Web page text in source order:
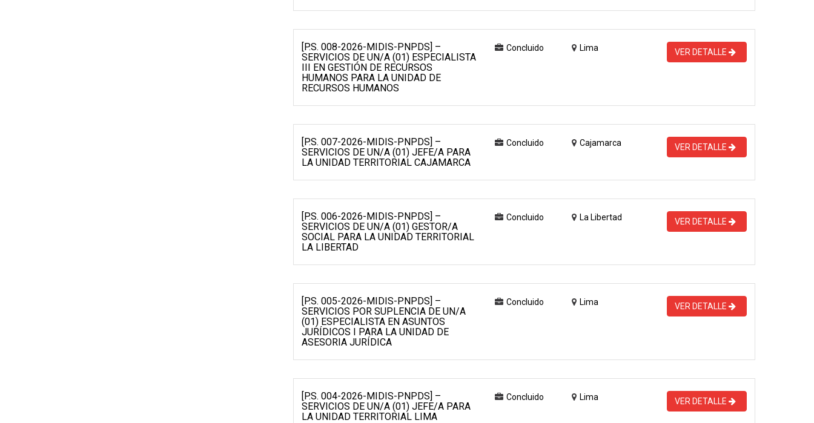
[P.S. 008-2026-MIDIS-PNPDS] –
SERVICIOS DE UN/A (01) ESPECIALISTA
III EN GESTIÓN DE RECURSOS
HUMANOS PARA LA UNIDAD DE
RECURSOS HUMANOS
Concluido Lima VER DETALLE
[P.S. 007-2026-MIDIS-PNPDS] –
SERVICIOS DE UN/A (01) JEFE/A PARA
LA UNIDAD TERRITORIAL CAJAMARCA
Concluido Cajamarca VER DETALLE
[P.S. 006-2026-MIDIS-PNPDS] –
SERVICIOS DE UN/A (01) GESTOR/A
SOCIAL PARA LA UNIDAD TERRITORIAL
LA LIBERTAD
Concluido La Libertad VER DETALLE
[P.S. 005-2026-MIDIS-PNPDS] –
SERVICIOS POR SUPLENCIA DE UN/A
(01) ESPECIALISTA EN ASUNTOS
JURÍDICOS I PARA LA UNIDAD DE
ASESORIA JURÍDICA
Concluido Lima VER DETALLE
[P.S. 004-2026-MIDIS-PNPDS] –
SERVICIOS DE UN/A (01) JEFE/A PARA
LA UNIDAD TERRITORIAL LIMA
Concluido Lima VER DETALLE